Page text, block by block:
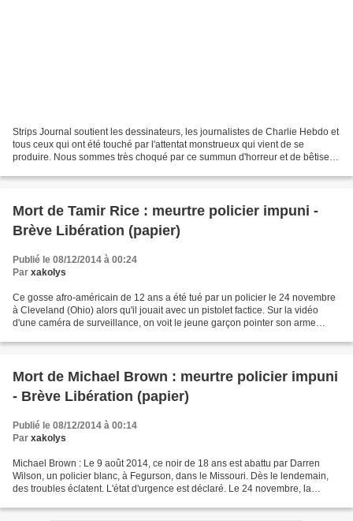
Strips Journal soutient les dessinateurs, les journalistes de Charlie Hebdo et
tous ceux qui ont été touché par l'attentat monstrueux qui vient de se
produire. Nous sommes très choqué par ce summun d'horreur et de bêtise.
Mort de Tamir Rice : meurtre policier impuni -
Brève Libération (papier)
Publié le 08/12/2014 à 00:24
Par xakolys
Ce gosse afro-américain de 12 ans a été tué par un policier le 24 novembre
à Cleveland (Ohio) alors qu'il jouait avec un pistolet factice. Sur la vidéo
d'une caméra de surveillance, on voit le jeune garçon pointer son arme
Mort de Michael Brown : meurtre policier impuni
- Brève Libération (papier)
Publié le 08/12/2014 à 00:14
Par xakolys
Michael Brown : Le 9 août 2014, ce noir de 18 ans est abattu par Darren
Wilson, un policier blanc, à Fegurson, dans le Missouri. Dès le lendemain,
des troubles éclatent. L'état d'urgence est déclaré. Le 24 novembre, la